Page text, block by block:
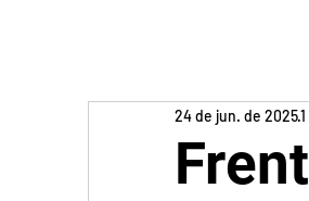
24 de jun. de 2025